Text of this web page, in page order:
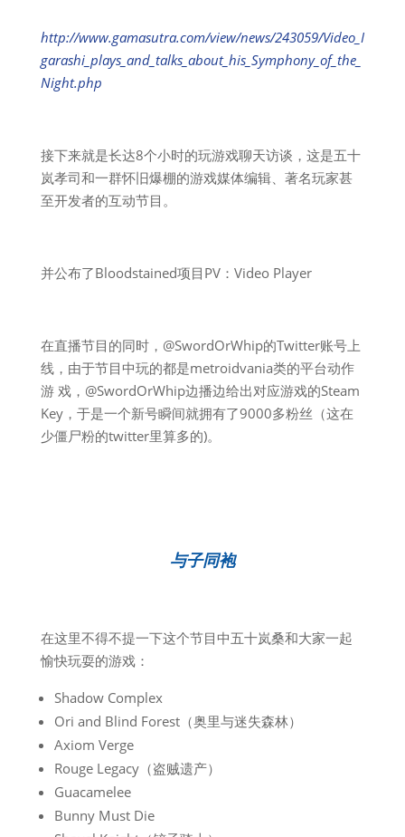
http://www.gamasutra.com/view/news/243059/Video_I
garashi_plays_and_talks_about_his_Symphony_of_the_
Night.php
接下来就是长达8个小时的玩游戏聊天访谈，这是五十
岚孝司和一群怀旧爆棚的游戏媒体编辑、著名玩家甚
至开发者的互动节目。
并公布了Bloodstained项目PV：Video Player
在直播节目的同时，@SwordOrWhip的Twitter账号上
线，由于节目中玩的都是metroidvania类的平台动作
游 戏，@SwordOrWhip边播边给出对应游戏的Steam
Key，于是一个新号瞬间就拥有了9000多粉丝（这在
少僵尸粉的twitter里算多的)。
与子同袍
在这里不得不提一下这个节目中五十岚桑和大家一起
愉快玩耍的游戏：
Shadow Complex
Ori and Blind Forest（奥里与迷失森林）
Axiom Verge
Rouge Legacy（盗贼遗产）
Guacamelee
Bunny Must Die